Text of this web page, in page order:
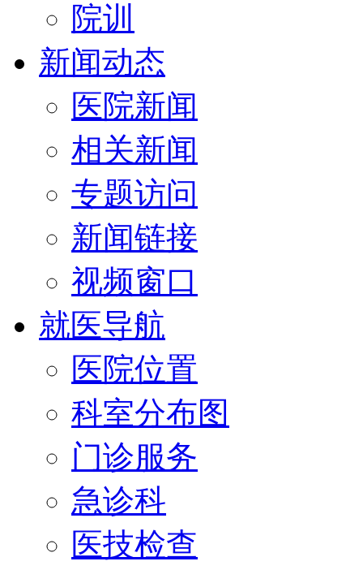
院训
新闻动态
医院新闻
相关新闻
专题访问
新闻链接
视频窗口
就医导航
医院位置
科室分布图
门诊服务
急诊科
医技检查